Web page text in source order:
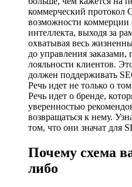
коммерческий протокол
возможности
интеллекта, выходя за
охватывая весь
до управления
лояльности клиентов.
должен поддерживать
Речь идет не только о
Речь идет о бренде,
уверенностью
возвращаться к нему.
том, что они значат для
Почему схема
либо